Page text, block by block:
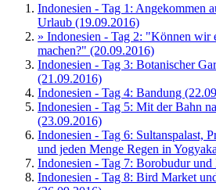
Indonesien - Tag 1: Angekommen
Urlaub (19.09.2016)
» Indonesien - Tag 2: "Können wir
machen?" (20.09.2016)
Indonesien - Tag 3: Botanischer
(21.09.2016)
Indonesien - Tag 4: Bandung
Indonesien - Tag 5: Mit der Bahn
(23.09.2016)
Indonesien - Tag 6: Sultanspalast,
und jeden Menge Regen in
Indonesien - Tag 7: Borobudur
Indonesien - Tag 8: Bird Market